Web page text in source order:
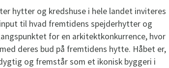
hytter og kredshuse i hele landet inviteres
til hvad fremtidens spejderhytter og
for en arkitektkonkurrence, hvor
deres bud på fremtidens hytte. Håbet er,
og fremstår som et ikonisk byggeri i